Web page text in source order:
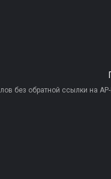
без обратной ссылки на